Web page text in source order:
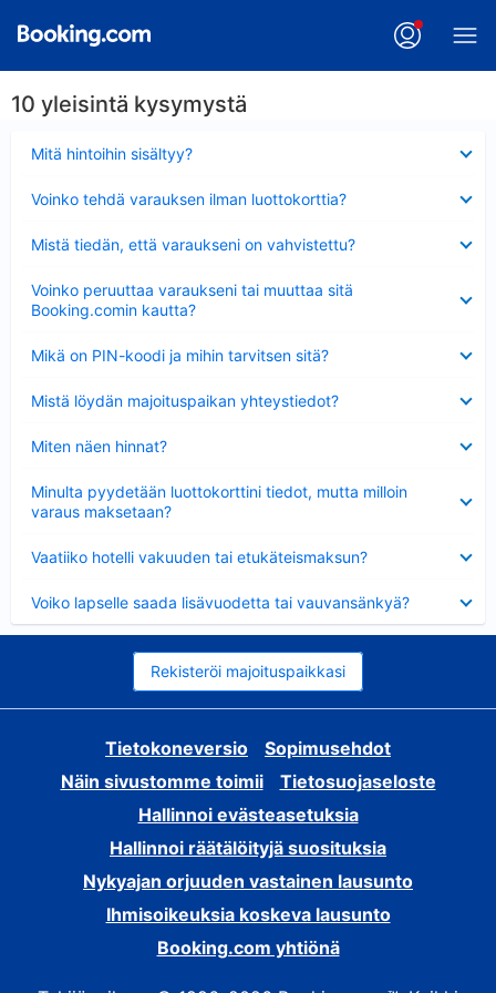
10 yleisintä kysymystä
Mitä hintoihin sisältyy?
Voinko tehdä varauksen ilman luottokorttia?
Mistä tiedän, että varaukseni on vahvistettu?
Voinko peruuttaa varaukseni tai muuttaa sitä
Booking.comin kautta?
Mikä on PIN-koodi ja mihin tarvitsen sitä?
Mistä löydän majoituspaikan yhteystiedot?
Miten näen hinnat?
Minulta pyydetään luottokorttini tiedot, mutta milloin
varaus maksetaan?
Vaatiiko hotelli vakuuden tai etukäteismaksun?
Voiko lapselle saada lisävuodetta tai vauvansänkyä?
Rekisteröi majoituspaikkasi
Tietokoneversio
Sopimusehdot
Näin sivustomme toimii
Tietosuojaseloste
Hallinnoi evästeasetuksia
Hallinnoi räätälöityjä suosituksia
Nykyajan orjuuden vastainen lausunto
Ihmisoikeuksia koskeva lausunto
Booking.com yhtiönä